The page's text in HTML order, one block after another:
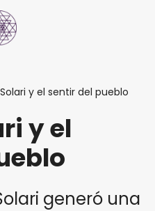
y el sentir del pueblo
y el
generó una